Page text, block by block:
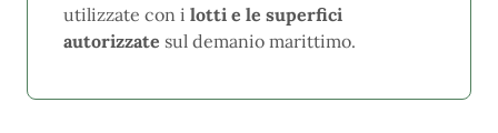
utilizzate con i lotti e le superfici
autorizzate sul demanio marittimo.